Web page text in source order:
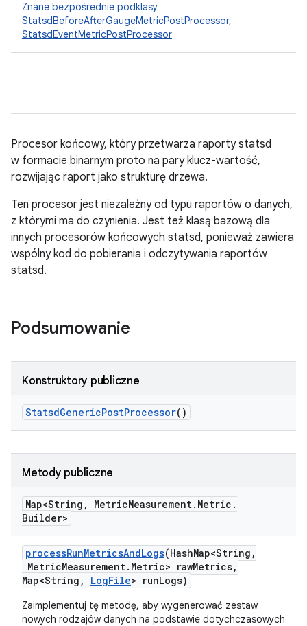
Znane bezpośrednie podklasy
StatsdBeforeAfterGaugeMetricPostProcessor,
StatsdEventMetricPostProcessor
Procesor końcowy, który przetwarza raporty statsd
w formacie binarnym proto na pary klucz-wartość,
rozwijając raport jako strukturę drzewa.
Ten procesor jest niezależny od typu raportów o danych,
z którymi ma do czynienia. Jest też klasą bazową dla
innych procesorów końcowych statsd, ponieważ zawiera
wspólny kod do pobierania i odczytywania raportów
statsd.
Podsumowanie
Konstruktory publiczne
StatsdGenericPostProcessor()
Metody publiczne
Map<String , MetricMeasurement. Metric .
Builder>
processRunMetricsAndLogs(HashMap<String ,
MetricMeasurement. Metric> rawMetrics,
Map<String , LogFile> runLogs)
Zaimplementuj tę metodę, aby wygenerować zestaw
nowych rodzajów danych na podstawie dotychczasowych